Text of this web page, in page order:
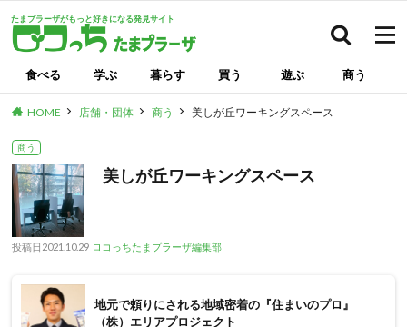
たまプラーザがもっと好きになる発見サイト
食べる 学ぶ 暮らす 買う 遊ぶ 商う
HOME 店舗・団体 商う 美しが丘ワーキングスペース
商う
美しが丘ワーキングスペース
投稿日 2021.10.29 ロコっちたまプラーザ編集部
地元で頼りにされる地域密着の『住まいのプロ』
（株）エリアプロジェクト